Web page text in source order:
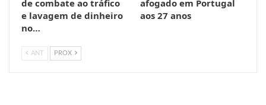
de combate ao tráfico
e lavagem de dinheiro
no…
afogado em Portugal
aos 27 anos
ANT PROX